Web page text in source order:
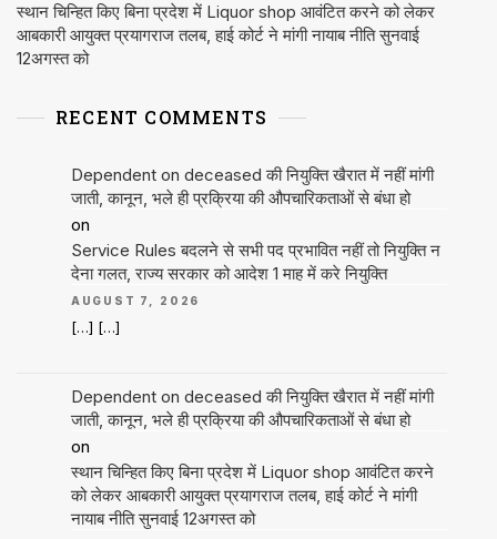
स्थान चिन्हित किए बिना प्रदेश में Liquor shop आवंटित करने को लेकर
आबकारी आयुक्त प्रयागराज तलब, हाई कोर्ट ने मांगी नायाब नीति सुनवाई
12अगस्त को
RECENT COMMENTS
Dependent on deceased की नियुक्ति खैरात में नहीं मांगी
जाती, कानून, भले ही प्रक्रिया की औपचारिकताओं से बंधा हो
on
Service Rules बदलने से सभी पद प्रभावित नहीं तो नियुक्ति न
देना गलत, राज्य सरकार को आदेश 1 माह में करे नियुक्ति
AUGUST 7, 2026
[…] […]
Dependent on deceased की नियुक्ति खैरात में नहीं मांगी
जाती, कानून, भले ही प्रक्रिया की औपचारिकताओं से बंधा हो
on
स्थान चिन्हित किए बिना प्रदेश में Liquor shop आवंटित करने
को लेकर आबकारी आयुक्त प्रयागराज तलब, हाई कोर्ट ने मांगी
नायाब नीति सुनवाई 12अगस्त को